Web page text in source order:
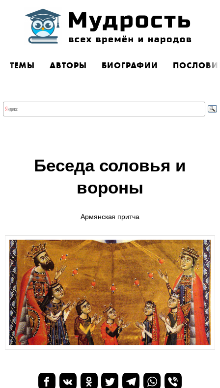
ТЕМЫ АВТОРЫ БИОГРАФИИ
Беседа соловья и
вороны
Армянская притча